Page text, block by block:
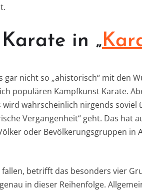
in „
nicht so „ahistorisch“ mit den
populären Kampfkunst Karate.
wahrscheinlich nirgends soviel
Vergangenheit“ geht. Das hat
oder Bevölkerungsgruppen in
betrifft das besonders vier
in dieser Reihenfolge.